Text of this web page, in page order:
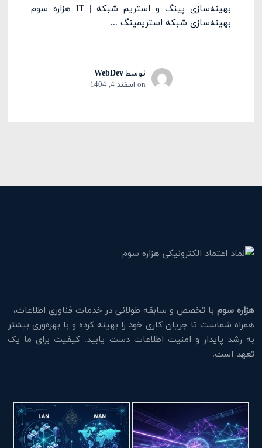
بهینه‌سازی پینگ و استریم شبکه | IT هزاره سوم
بهینه‌سازی شبکه استریمینگ ...
توسطWebDev
on اسفند 4, 1404
هزاره سوم با تخصص و سابقه طولانی در خدمات فناوری اطلاعات،
همراه شماست تا جریان کاری خود را بهینه کرده و با بهره‌وری بیشتر
به رشد پایدار و امنیت اطلاعات دست یابید. کیفیت برای ما یک
تعهد است.